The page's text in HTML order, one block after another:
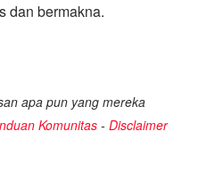
dan bermakna.
apa pun yang mereka
Komunitas- Disclaimer